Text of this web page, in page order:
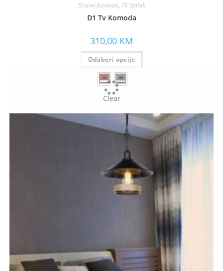
Dnevni boravak, TV Stalak
D1 Tv Komoda
310,00 KM
Odaberi opcije
Clear